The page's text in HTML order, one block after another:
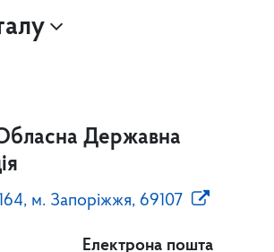
Державна
м. Запоріжжя, 69107
Електрона пошта